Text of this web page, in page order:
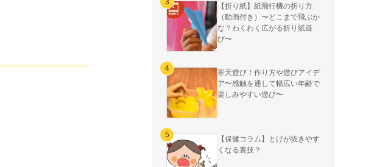
【折り紙】紙飛行機の折り方
（動画付き）〜どこまで飛ぶか
な？わくわく広がる折り紙遊
び〜
寒天遊び！作り方や遊びアイデ
ア〜感触を通して幅広い年齢で
楽しみやすい遊び〜
【保健コラム】とげが抜きやす
くなる裏技？